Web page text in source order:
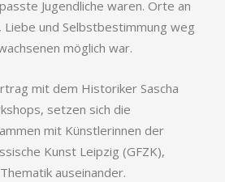
Jugendliche waren. Orte an
Liebe und Selbstbestimmung weg
möglich war.
mit dem Historiker Sascha
setzen sich die
mit Künstlerinnen der
Kunst Leipzig (GFZK),
auseinander.